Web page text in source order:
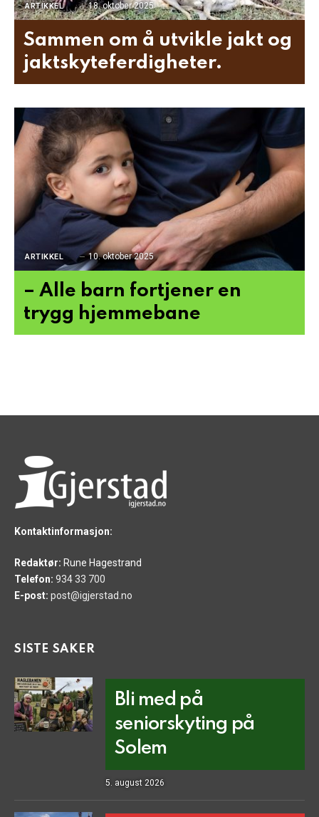
ARTIKKEL 18. oktober 2025
Sammen om å utvikle jakt og
jaktskyteferdigheter.
ARTIKKEL 10. oktober 2025
– Alle barn fortjener en
trygg hjemmebane
Kontaktinformasjon:
Redaktør: Rune Hagestrand
Telefon: 934 33 700
E-post: post@igjerstad.no
SISTE SAKER
Bli med på
seniorskyting på
Solem
5. august 2026